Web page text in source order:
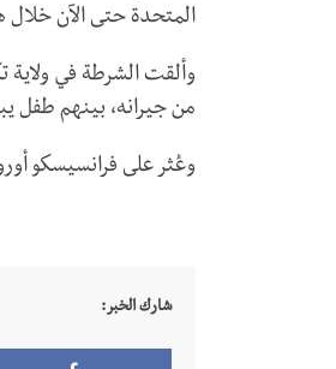
المتحدة حتى الآن خلال
وألقت الشرطة في
من جيرانه، بينهم طفل
وعُثر على فرانسيسكو
شارك الخبر: